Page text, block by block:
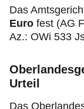
Das
Euro fest (AG
Az.: OWi 533
Urteil
Das